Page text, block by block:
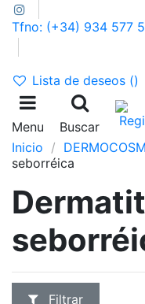
Tfno: (+34) 934 577
Lista de deseos ()
Menu Buscar
Inicio
seborréica
Filtrar